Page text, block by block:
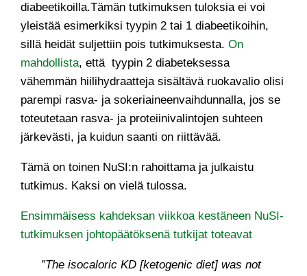
diabeetikoilla.Tämän tutkimuksen tuloksia ei voi
yleistää esimerkiksi tyypin 2 tai 1 diabeetikoihin,
sillä heidät suljettiin pois tutkimuksesta. On
mahdollista, että tyypin 2 diabeteksessa
vähemmän hiilihydraatteja sisältävä ruokavalio olisi
parempi rasva- ja sokeriaineenvaihdunnalla, jos se
toteutetaan rasva- ja proteiinivalintojen suhteen
järkevästi, ja kuidun saanti on riittävää.
Tämä on toinen NuSI:n rahoittama ja julkaistu
tutkimus. Kaksi on vielä tulossa.
Ensimmäisess kahdeksan viikkoa kestäneen NuSI-
tutkimuksen johtopäätöksenä tutkijat toteavat
”The isocaloric KD [ketogenic diet] was not